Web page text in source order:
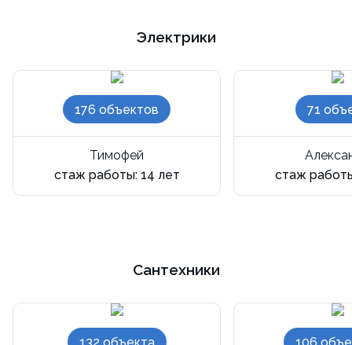
Электрики
176 объектов
Тимофей
стаж работы: 14 лет
71
стаж
Сантехники